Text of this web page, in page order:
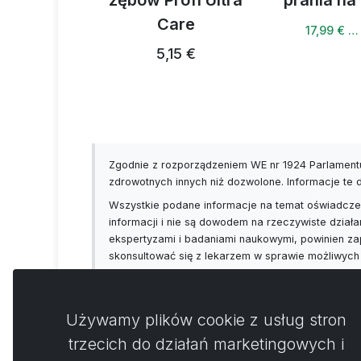
Care
5,15 €
17,99 € …
Zgodnie z rozporządzeniem WE nr 1924
zdrowotnych innych niż dozwolone. Informacje te
Wszystkie podane informacje na temat
informacji i nie są dowodem na rzeczywiste
ekspertyzami i badaniami naukowymi, powinien
skonsultować się z lekarzem w sprawie
Używamy plików cookie z usług stron
trzecich do działań marketingowych i